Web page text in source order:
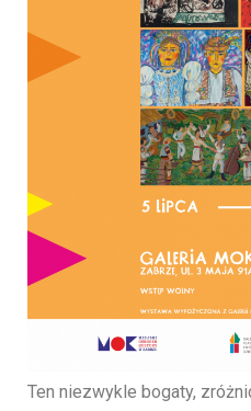
Ten niezwykle bogaty,